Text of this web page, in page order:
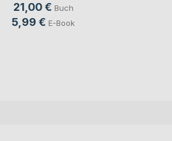
21,00 € Buch
5,99 € E-Book